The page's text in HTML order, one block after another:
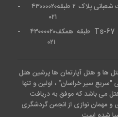
تهران - خیابان قیطریه بن بست شعبانی پلاک ۲ طبقه
۴۳۰۰۰۰۲۰ -
۰۲۱
کیش - فاز 7 صدف - پلاک Ts-67 طبقه همکف
۴۳۰۰۰۰۲۰ -
۰۲۱
ها و هتل آپارتمان ها پرشین هتل
سیر خراسان" ، اولین و تنها
می باشد که موفق به دریافت
و مهمان نوازی از انجمن گردشگری